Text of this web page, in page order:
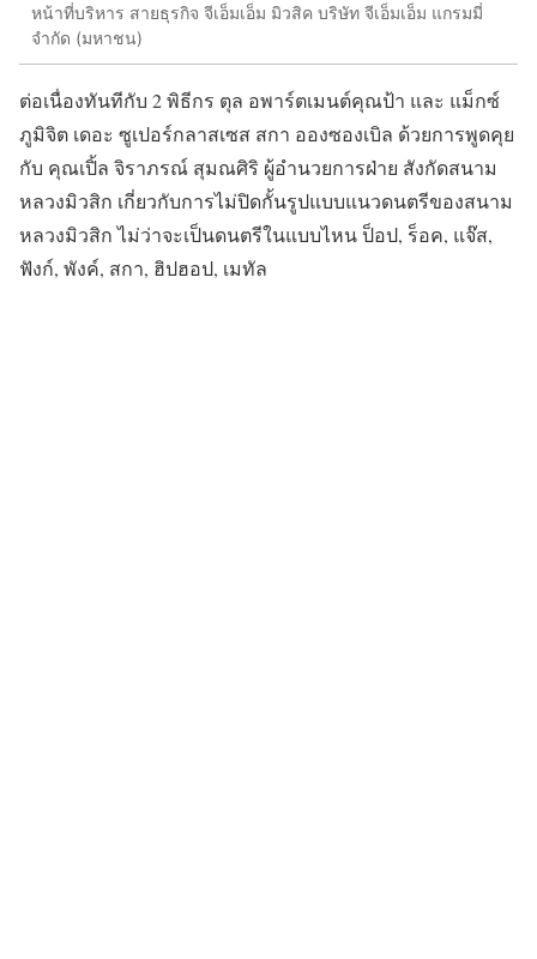
หน้าที่บริหาร สายธุรกิจ จีเอ็มเอ็ม มิวสิค บริษัท จีเอ็มเอ็ม แกรมมี่
จำกัด (มหาชน)
ต่อเนื่องทันทีกับ 2 พิธีกร ตุล อพาร์ตเมนต์คุณป้า และ แม็กซ์
ภูมิจิต เดอะ ซูเปอร์กลาสเซส สกา อองซองเบิล ด้วยการพูดคุย
กับ คุณเปิ้ล จิราภรณ์ สุมณศิริ ผู้อำนวยการฝ่าย สังกัดสนาม
หลวงมิวสิก เกี่ยวกับการไม่ปิดกั้นรูปแบบแนวดนตรีของสนาม
หลวงมิวสิก ไม่ว่าจะเป็นดนตรีในแบบไหน ป็อป, ร็อค, แจ๊ส,
ฟังก์, พังค์, สกา, ฮิปฮอป, เมทัล